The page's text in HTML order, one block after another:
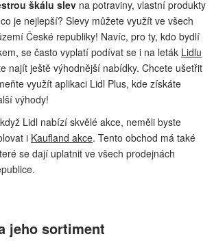
škálu slev na potraviny, vlastní produkty
je nejlepší? Slevy můžete využít ve všech
České republiky! Navíc, pro ty, kdo bydlí
se často vyplatí podívat se i na leták Lidlu
najít ještě výhodnější nabídky. Chcete ušetřit
využít aplikaci Lidl Plus, kde získáte
výhody!
Lidl nabízí skvělé akce, neměli byste
i Kaufland akce. Tento obchod má také
se dají uplatnit ve všech prodejnách
jeho sortiment